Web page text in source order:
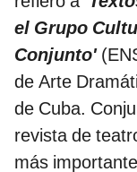
el Grupo
Conjunto'
de Arte
de Cuba.
revista de
más